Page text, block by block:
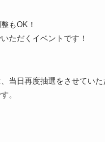
もOK！
ただくイベントです！
当日再度抽選をさせていた
。